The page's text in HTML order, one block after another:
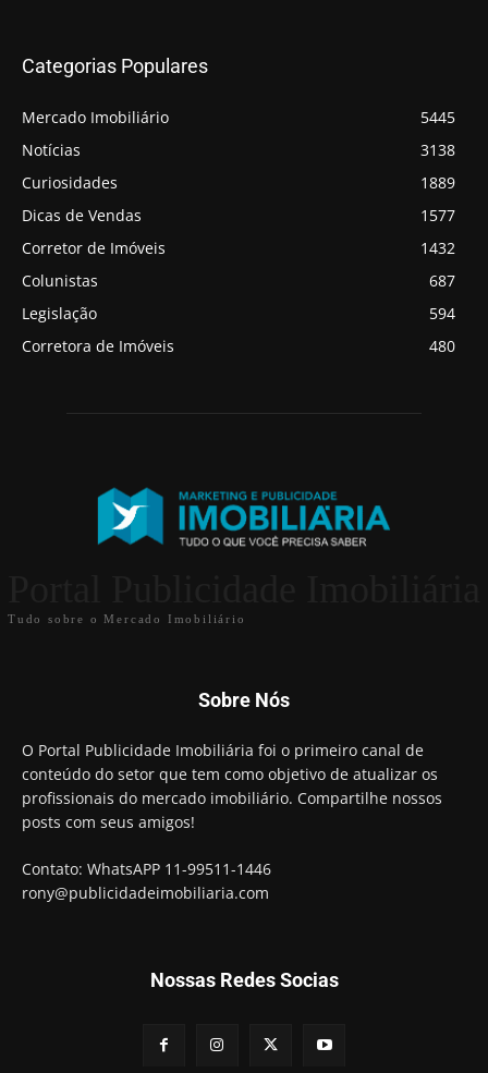
Categorias Populares
Mercado Imobiliário
5445
Notícias
3138
Curiosidades
1889
Dicas de Vendas
1577
Corretor de Imóveis
1432
Colunistas
687
Legislação
594
Corretora de Imóveis
480
Tudo sobre o Mercado Imobiliário
Sobre Nós
O Portal Publicidade Imobiliária foi o primeiro canal de
conteúdo do setor que tem como objetivo de atualizar os
profissionais do mercado imobiliário. Compartilhe nossos
posts com seus amigos!
Contato: WhatsAPP 11-99511-1446
rony@publicidadeimobiliaria.com
Nossas Redes Socias